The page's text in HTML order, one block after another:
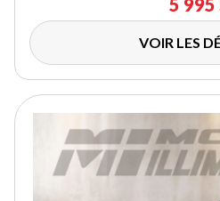
5 995
VOIR LES